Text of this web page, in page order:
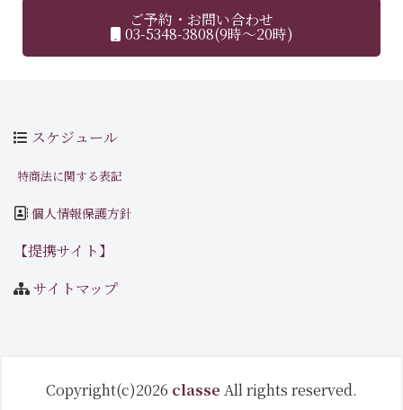
ご予約・お問い合わせ
03-5348-3808(9時～20時)
スケジュール
特商法に関する表記
個人情報保護方針
【提携サイト】
サイトマップ
Copyright(c)2026 classe All rights reserved.